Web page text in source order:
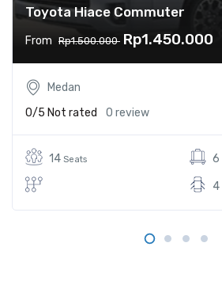
Toyota Hiace Commuter
From Rp1.500.000 Rp1.450.000
Medan
0/5 Not rated 0 review
14 Seats 6
4